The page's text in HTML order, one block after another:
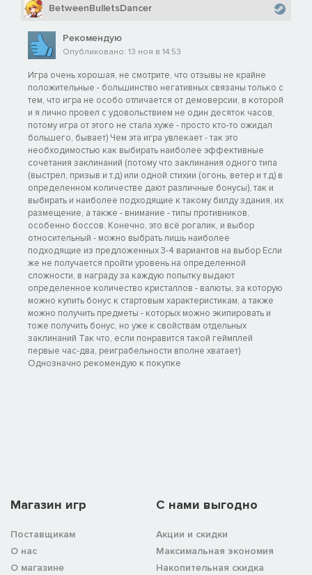
BetweenBulletsDancer
Рекомендую
Опубликовано: 13 ноя в 14:53
Игра очень хорошая, не смотрите, что отзывы не крайне
положительные - большинство негативных связаны только с
тем, что игра не особо отличается от демоверсии, в которой
и я лично провел с удовольствием не один десяток часов,
потому игра от этого не стала хуже - просто кто-то ожидал
большего, бывает) Чем эта игра увлекает - так это
необходимостью как выбирать наиболее эффективные
сочетания заклинаний (потому что заклинания одного типа
(выстрел, призыв и т.д) или одной стихии (огонь, ветер и т.д) в
определенном количестве дают различные бонусы), так и
выбирать и наиболее подходящие к такому билду здания, их
размещение, а также - внимание - типы противников,
особенно боссов. Конечно, это всё рогалик, и выбор
относительный - можно выбрать лишь наиболее
подходящие из предложенных 3-4 вариантов на выбор Если
же не получается пройти уровень на определенной
сложности, в награду за каждую попытку выдают
определенное количество кристаллов - валюты, за которую
можно купить бонус к стартовым характеристикам, а также
можно получить предметы - которых можно экипировать и
тоже получить бонус, но уже к свойствам отдельных
заклинаний Так что, если понравится такой геймплей
первые час-два, реиграбельности вполне хватает)
Однозначно рекомендую к покупке
Магазин игр
Поставщикам
О нас
О магазине
C нами выгодно
Акции и скидки
Максимальная экономия
Накопительная скидка